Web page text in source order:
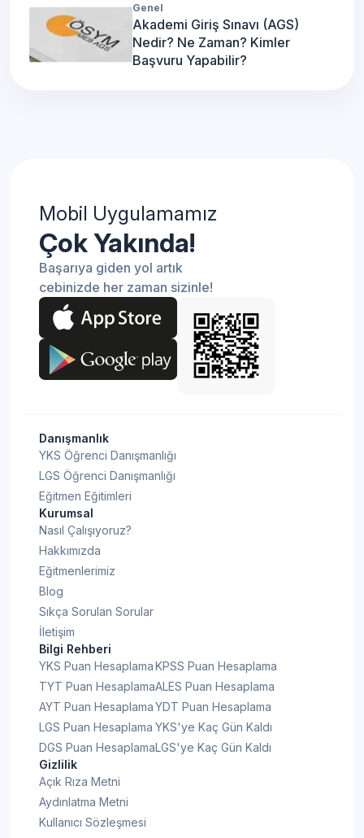
Genel
Akademi Giriş Sınavı (AGS)
Nedir? Ne Zaman? Kimler
Başvuru Yapabilir?
Mobil Uygulamamız
Çok Yakında!
Başarıya giden yol artık
cebinizde her zaman sizinle!
Danışmanlık
YKS Öğrenci Danışmanlığı
LGS Öğrenci Danışmanlığı
Eğitmen Eğitimleri
Kurumsal
Nasıl Çalışıyoruz?
Hakkımızda
Eğitmenlerimiz
Blog
Sıkça Sorulan Sorular
İletişim
Bilgi Rehberi
YKS Puan Hesaplama
TYT Puan Hesaplama
AYT Puan Hesaplama
LGS Puan Hesaplama
DGS Puan Hesaplama
KPSS Puan Hesaplama
ALES Puan Hesaplama
YDT Puan Hesaplama
YKS'ye Kaç Gün Kaldı
LGS'ye Kaç Gün Kaldı
Gizlilik
Açık Rıza Metni
Aydınlatma Metni
Kullanıcı Sözleşmesi